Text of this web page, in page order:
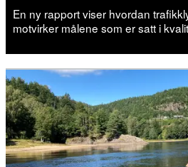
02. juni 2026
02. juni 2026
Tanaelva: Nesten all
kommer ut av elva
En ny rapport viser hvordan
motvirker målene som er satt i